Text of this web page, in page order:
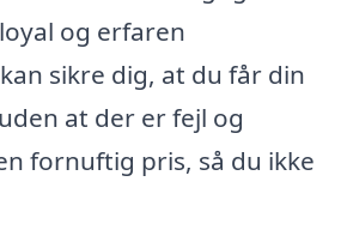
og erfaren
sikre dig, at du får din
at der er fejl og
fornuftig pris, så du ikke